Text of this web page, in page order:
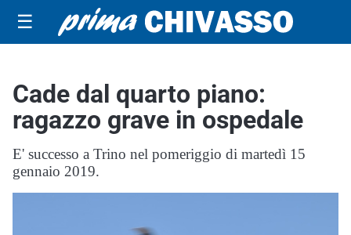
☰
Cade dal quarto piano:
ragazzo grave in ospedale
E' successo a Trino nel pomeriggio di martedì 15
gennaio 2019.